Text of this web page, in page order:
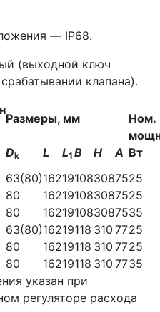
— IP68.
(выходной ключ
клапана).
Размеры, мм
Ном.
Вт
Dk L L1 В Н
А
63(80)162191083087525
80 162191083087525
80 162191083087535
63(80)16219118 310 7725
80 16219118 310 7725
80 16219118 310 7735
указан при
регуляторе расхода